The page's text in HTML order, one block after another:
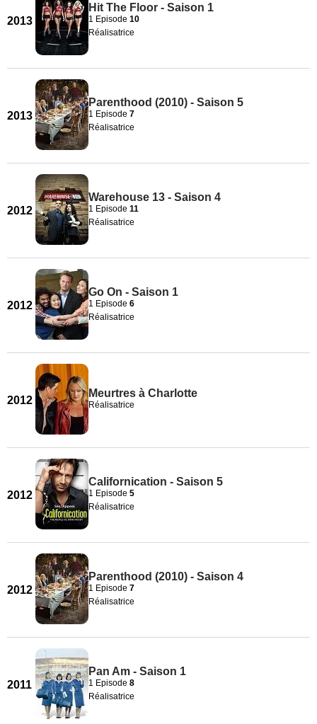
2013
Hit The Floor - Saison 1
1 Episode 10
Réalisatrice
2013
Parenthood (2010) - Saison 5
1 Episode 7
Réalisatrice
2012
Warehouse 13 - Saison 4
1 Episode 11
Réalisatrice
2012
Go On - Saison 1
1 Episode 6
Réalisatrice
2012
Meurtres à Charlotte
Réalisatrice
2012
Californication - Saison 5
1 Episode 5
Réalisatrice
2012
Parenthood (2010) - Saison 4
1 Episode 7
Réalisatrice
2011
Pan Am - Saison 1
1 Episode 8
Réalisatrice